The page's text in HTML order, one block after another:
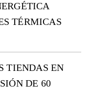
TÉRMICAS
TIENDAS EN
DE 60